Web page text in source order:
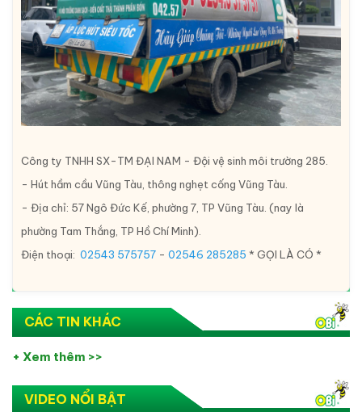
Công ty TNHH SX-TM ĐẠI NAM - Đội vệ sinh môi trường 285.
- Hút hầm cầu Vũng Tàu, thông nghẹt cống Vũng Tàu.
- Địa chỉ: 57 Ngô Đức Kế, phường 7, TP Vũng Tàu. (nay là
phường Tam Thắng, TP Hồ Chí Minh).
Điện thoại: 02543 575757 - 02546 285285 * GỌI LÀ CÓ *
CÁC TIN KHÁC
+ Xem thêm >>
VIDEO NỔI BẬT